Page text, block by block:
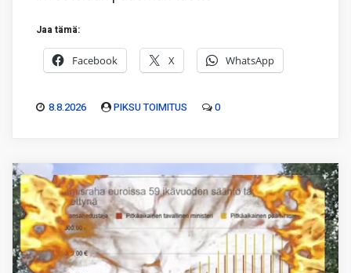
Jaa tämä:
Facebook X WhatsApp
8.8.2026 PIKSU TOIMITUS 0